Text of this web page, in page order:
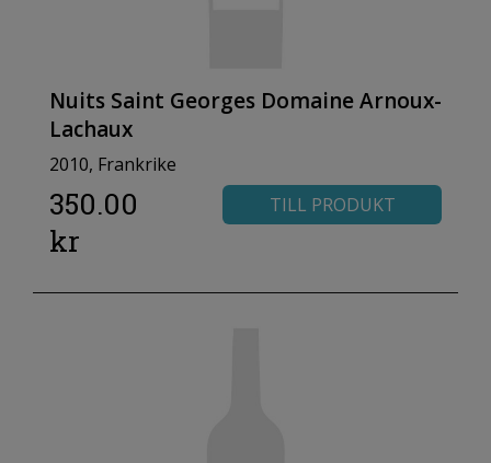
Nuits Saint Georges Domaine Arnoux-
Lachaux
2010, Frankrike
350.00
kr
TILL PRODUKT